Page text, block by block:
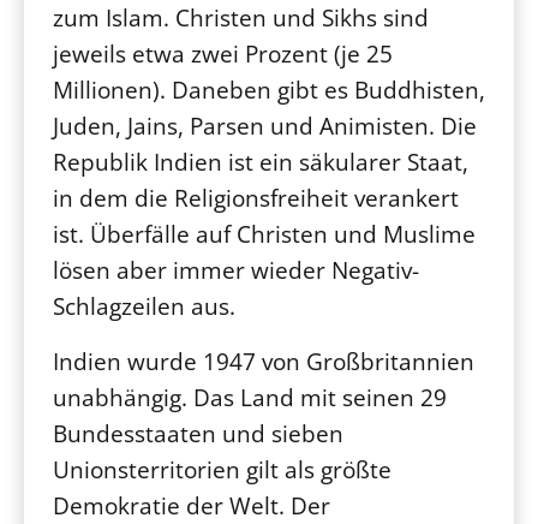
zum Islam. Christen und Sikhs sind
jeweils etwa zwei Prozent (je 25
Millionen). Daneben gibt es Buddhisten,
Juden, Jains, Parsen und Animisten. Die
Republik Indien ist ein säkularer Staat,
in dem die Religionsfreiheit verankert
ist. Überfälle auf Christen und Muslime
lösen aber immer wieder Negativ-
Schlagzeilen aus.
Indien wurde 1947 von Großbritannien
unabhängig. Das Land mit seinen 29
Bundesstaaten und sieben
Unionsterritorien gilt als größte
Demokratie der Welt. Der